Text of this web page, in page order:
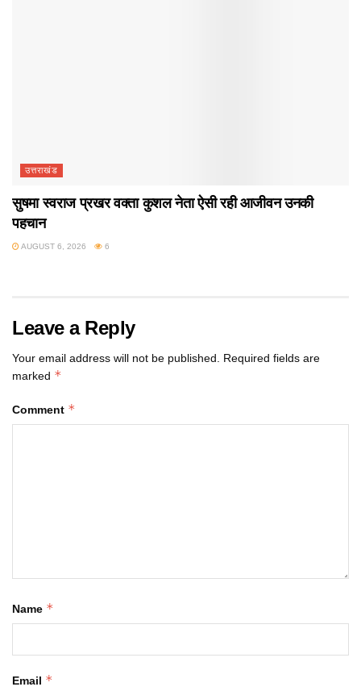
उत्तराखंड
सुषमा स्वराज प्रखर वक्ता कुशल नेता ऐसी रही आजीवन उनकी
पहचान
AUGUST 6, 2026 6
Leave a Reply
Your email address will not be published. Required fields are
marked *
Comment *
Name *
Email *